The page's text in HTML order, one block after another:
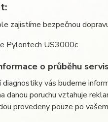
:
zajistíme bezpečnou
o průběhu
diagnostiky vás budeme
danou poruchu vztahuje
provedeny pouze po